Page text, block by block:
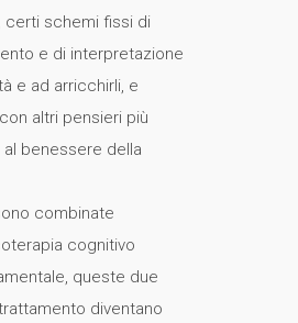
certi schemi fissi di
e di interpretazione
e ad arricchirli, e
altri pensieri più
al benessere della
combinate
cognitivo
queste due
diventano